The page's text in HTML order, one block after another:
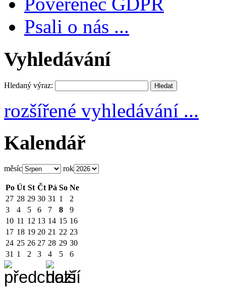
Psali o nás ...
Vyhledávání
Hledaný výraz:
rozšířené vyhledávání ...
Kalendář
měsíc rok
Po Út St Čt Pá So Ne
27 28 29 30 31 1
2
3
4 5 6 7 8
9
10 11 12 13 14 15 16
17 18 19 20 21 22 23
24 25 26 27 28 29 30
31 1 2 3 4 5 6